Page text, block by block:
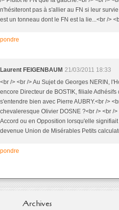
n'hésiteront pas à s'allier au FN si leur
est un tonneau dont le FN est la lie...<br />
Laurent FEIGENBAUM 21/03/2011 18:33
<br /> <br /> Au Sujet de Georges NERIN,
encore Directeur de BOSTIK, filiale
s'entendre bien avec Pierre AUBRY.<br />
chevaleresque Olivier DOSNE ?<br /> <br /
Accord ou en Opposition lorsqu'elle
devenue Union de Misérables Petits
Archives